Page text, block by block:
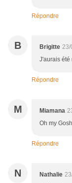
Répondre
B Brigitte 23/
J'aurais été
Répondre
M Miamana
Oh my
Répondre
N Nathalie